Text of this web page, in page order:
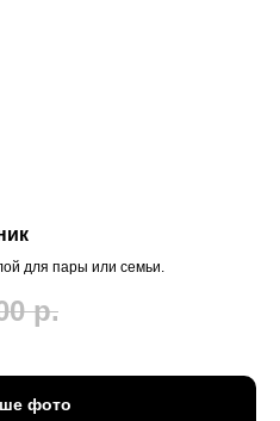
для пары или семьи.
р.
фото